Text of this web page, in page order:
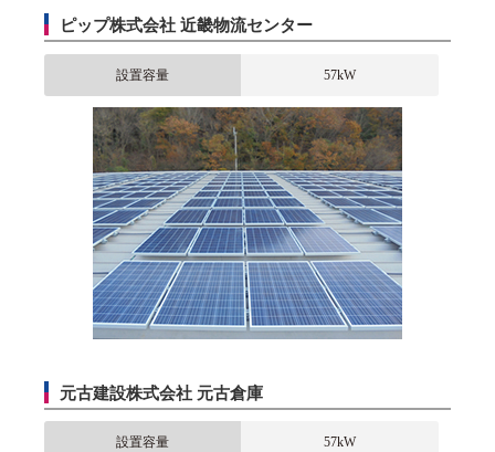
ピップ株式会社 近畿物流センター
設置容量 57kW
元古建設株式会社 元古倉庫
設置容量 57kW